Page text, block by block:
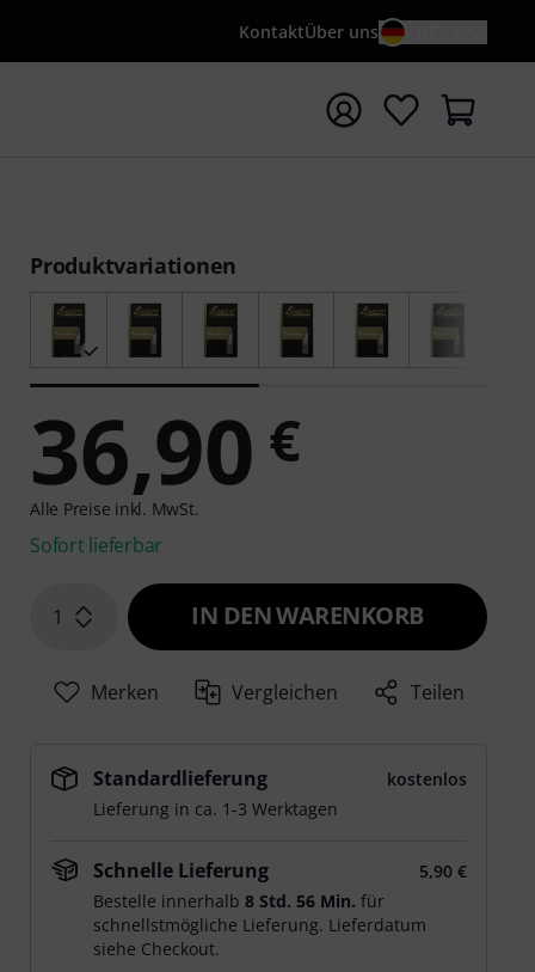
KontaktÜber uns
mit Suchwort {searchTerm} starten
Produktvariationen
36,90 €
Alle Preise inkl. MwSt.
Sofort lieferbar
1 IN DEN WARENKORB
Merken Vergleichen Teilen
Standardlieferung
kostenlos
Lieferung in ca. 1-3 Werktagen
Schnelle Lieferung
5,90 €
Bestelle innerhalb8 Std. 56 Min. für
schnellstmögliche Lieferung. Lieferdatum
siehe Checkout.